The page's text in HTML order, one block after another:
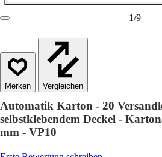
1/9
Vergleichen
Automatik Karton - 20
selbstklebendem Deckel -
mm - VP10